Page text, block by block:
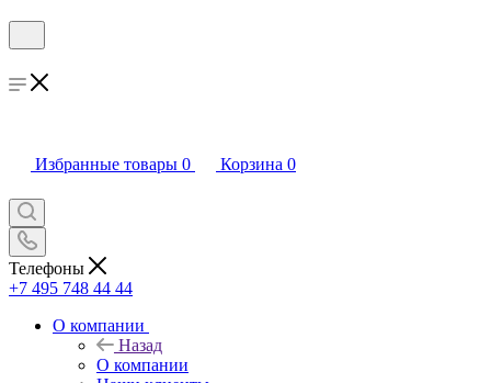
Избранные товары 0 Корзина 0
Телефоны
+7 495 748 44 44
О компании
Назад
О компании